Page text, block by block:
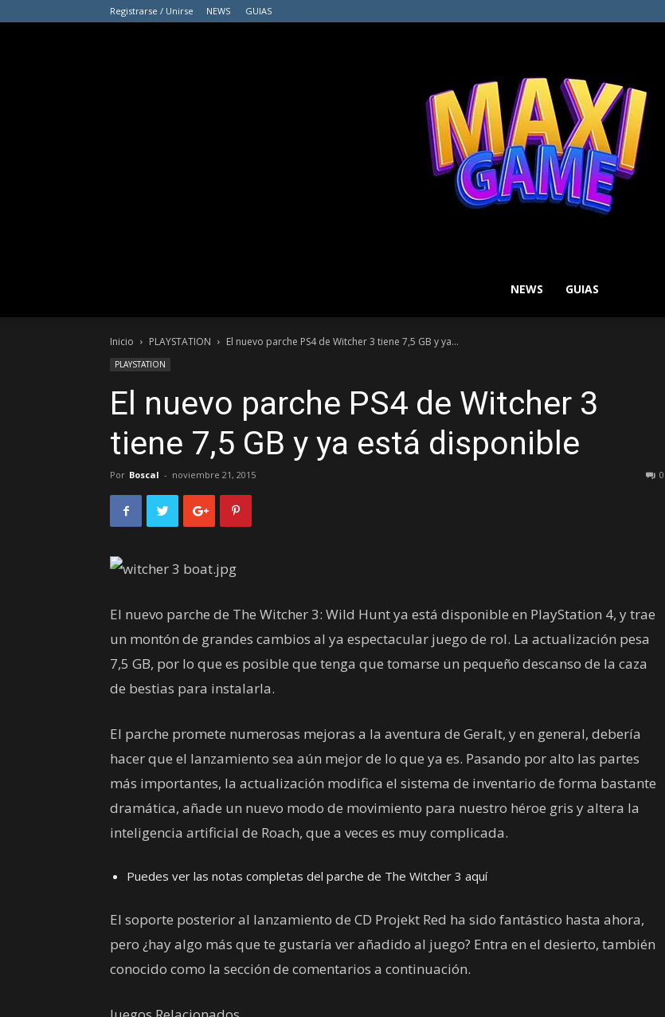
Registrarse / Unirse NEWS GUIAS
GAME
NEWS GUIAS
Inicio PLAYSTATION El nuevo parche PS4 de Witcher 3 tiene 7,5 GB y ya...
PLAYSTATION
El nuevo parche PS4 de Witcher 3
tiene 7,5 GB y ya está disponible
Por Boscal - noviembre 21, 2015 0
El nuevo parche de The Witcher 3: Wild Hunt ya está disponible en PlayStation 4, y trae
un montón de grandes cambios al ya espectacular juego de rol. La actualización pesa
7,5 GB, por lo que es posible que tenga que tomarse un pequeño descanso de la caza
de bestias para instalarla.
El parche promete numerosas mejoras a la aventura de Geralt, y en general, debería
hacer que el lanzamiento sea aún mejor de lo que ya es. Pasando por alto las partes
más importantes, la actualización modifica el sistema de inventario de forma bastante
dramática, añade un nuevo modo de movimiento para nuestro héroe gris y altera la
inteligencia artificial de Roach, que a veces es muy complicada.
Puedes ver las notas completas del parche de The Witcher 3 aquí
El soporte posterior al lanzamiento de CD Projekt Red ha sido fantástico hasta ahora,
pero ¿hay algo más que te gustaría ver añadido al juego? Entra en el desierto, también
conocido como la sección de comentarios a continuación.